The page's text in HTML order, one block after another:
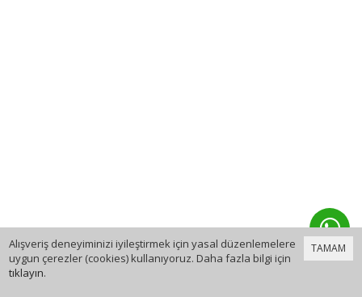
TAMAM
Alışveriş deneyiminizi iyileştirmek için yasal düzenlemelere
uygun çerezler (cookies) kullanıyoruz. Daha fazla bilgi için
tıklayın.